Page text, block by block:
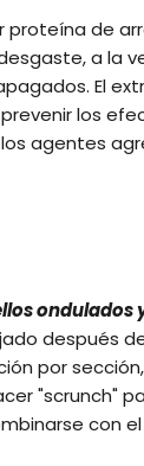
proteína de
a la
El
los
los agentes
ondulados
después
por
"scrunch"
con el